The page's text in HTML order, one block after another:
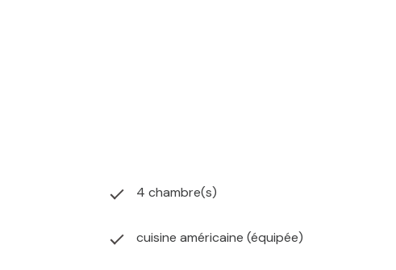
€ net vendeur. Envie d'en savoir plus ? Prenez contact
4 chambre(s)
cuisine américaine (équipée)